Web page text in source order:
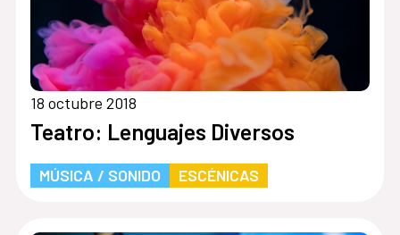
18 octubre 2018
Teatro: Lenguajes Diversos
MÚSICA / SONIDO ESCÉNICAS